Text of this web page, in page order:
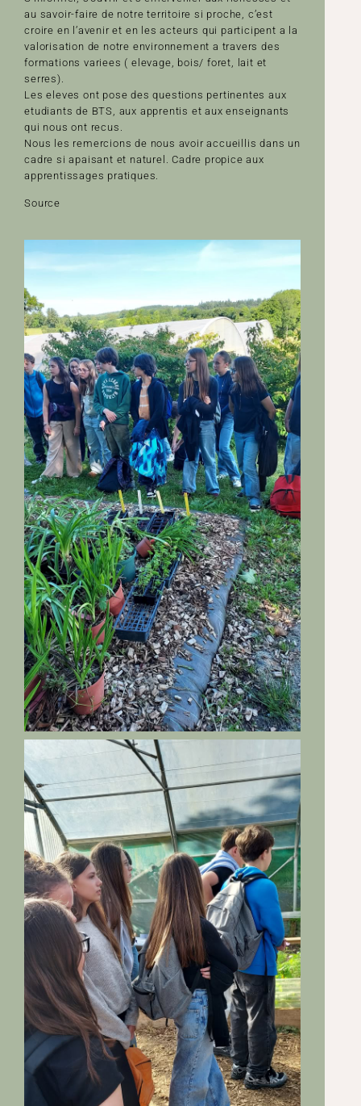
au savoir-faire de notre territoire si proche, c’est
croire en l’avenir et en les acteurs qui participent a la
valorisation de notre environnement a travers des
formations variees ( elevage, bois/ foret, lait et
serres).
Les eleves ont pose des questions pertinentes aux
etudiants de BTS, aux apprentis et aux enseignants
qui nous ont recus.
Nous les remercions de nous avoir accueillis dans un
cadre si apaisant et naturel. Cadre propice aux
apprentissages pratiques.
Source